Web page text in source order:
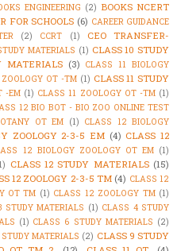
ENGINEERING (2) BOOKS NCERT
FOR SCHOOLS (6) CAREER GUIDANCE
(2) CCRT (1)
CEO TRANSFER-
MATERIALS (1) CLASS 10 STUDY
MATERIALS (3) CLASS 11 BIOLOGY
ZOOLOGY OT -TM (1) CLASS 11 STUDY
-EM (1) CLASS 11 ZOOLOGY OT -TM (1)
12 BIO BOT - BIO ZOO ONLINE TEST
OT EM (1) CLASS 12 BIOLOGY
ZOOLOGY 2-3-5 EM (4) CLASS 12
12 BIOLOGY ZOOLOGY OT EM (1)
CLASS 12 STUDY MATERIALS (15)
12 ZOOLOGY 2-3-5 TM (4) CLASS 12
OT TM (1) CLASS 12 ZOOLOGY TM (1)
STUDY MATERIALS (1) CLASS 4 STUDY
(1) CLASS 6 STUDY MATERIALS (2)
MATERIALS (2) CLASS 9 STUDY